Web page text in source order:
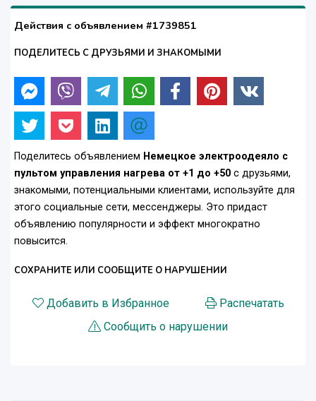
Действия с объявлением #1739851
ПОДЕЛИТЕСЬ С ДРУЗЬЯМИ И ЗНАКОМЫМИ
Поделитесь объявлением Немецкое электроодеяло c
пультом управления нагрева от +1 до +50 с друзьями,
знакомыми, потенциальными клиентами, используйте для
этого социальные сети, мессенджеры. Это придаст
объявлению популярности и эффект многократно
повысится.
СОХРАНИТЕ ИЛИ СООБЩИТЕ О НАРУШЕНИИ
Добавить в Избранное
Распечатать
Сообщить о нарушении